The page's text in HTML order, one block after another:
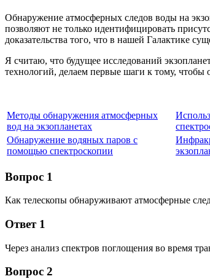
Обнаружение атмосферных следов воды на
позволяют не только идентифицировать
доказательства того, что в нашей Галактике
Я считаю, что будущее исследований
технологий, делаем первые шаги к тому,
Методы обнаружения атмосферных
вод на экзопланетах
Обнаружение водяных паров с
помощью спектроскопии
Вопрос 1
Как телескопы обнаруживают атмосферные
Ответ 1
Через анализ спектров поглощения во время
Вопрос 2